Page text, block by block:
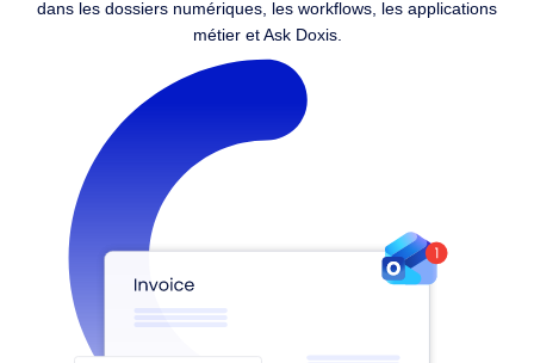
dans les dossiers numériques, les workflows, les applications
métier et Ask Doxis.